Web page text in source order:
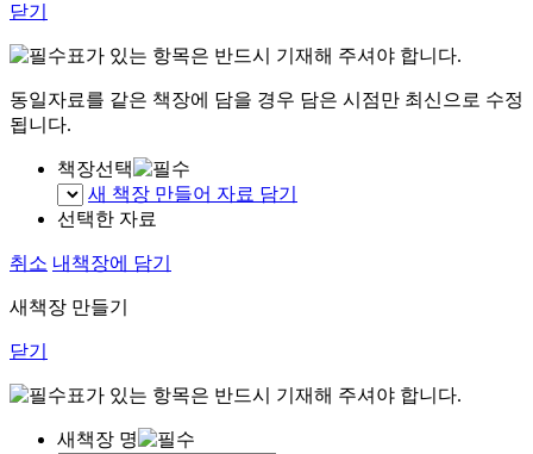
닫기
표가 있는 항목은 반드시 기재해 주셔야 합니다.
동일자료를 같은 책장에 담을 경우 담은 시점만 최신으로 수정
됩니다.
책장선택
새 책장 만들어 자료 담기
선택한 자료
취소 내책장에 담기
새책장 만들기
닫기
표가 있는 항목은 반드시 기재해 주셔야 합니다.
새책장 명